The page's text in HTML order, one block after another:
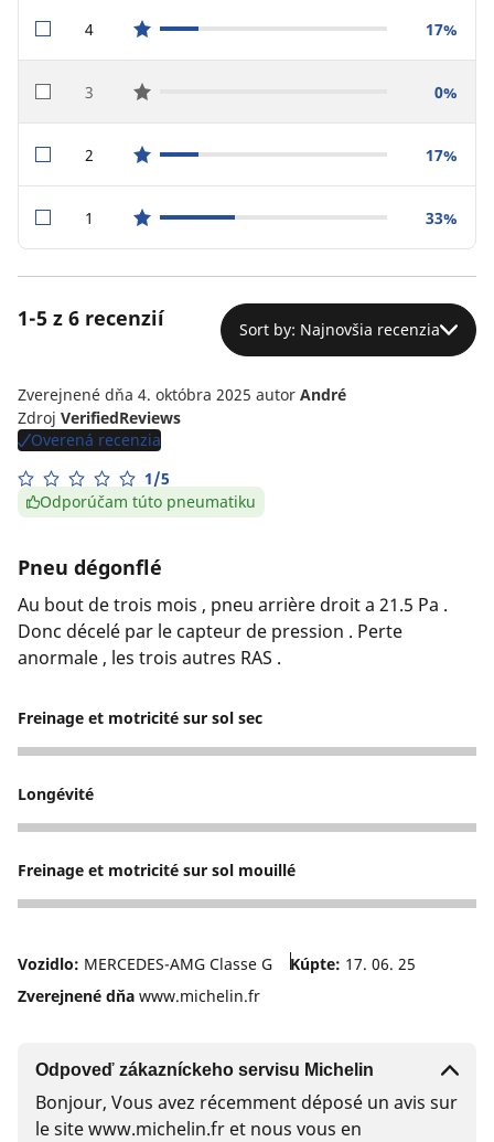
4star reviews 17%
3star reviews 0%
2star reviews 17%
1star reviews 33%
1-5 z 6 recenzií Sort by: Najnovšia recenzia
Zverejnené dňa 4. októbra 2025 autor André
Zdroj VerifiedReviews
Overená recenzia
1/5
Odporúčam túto pneumatiku
Pneu dégonflé
Au bout de trois mois , pneu arrière droit a 21.5 Pa .
Donc décelé par le capteur de pression . Perte
anormale , les trois autres RAS .
Freinage et motricité sur sol sec
5
Longévité
5
Freinage et motricité sur sol mouillé
5
Vozidlo: MERCEDES-AMG Classe G Kúpte: 17. 06. 25
Zverejnené dňa www.michelin.fr
Odpoveď zákazníckeho servisu Michelin
Bonjour, Vous avez récemment déposé un avis sur
le site www.michelin.fr et nous vous en